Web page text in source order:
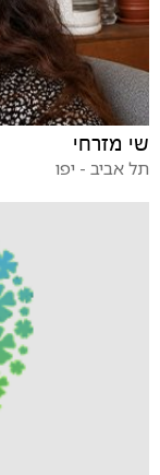
שי מזרחי
תל אביב - יפו